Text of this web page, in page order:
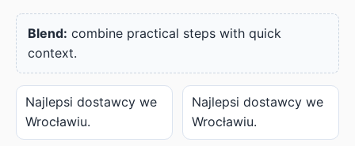
Blend: combine practical steps with quick
context.
Najlepsi dostawcy we
Wrocławiu.
Najlepsi dostawcy we
Wrocławiu.